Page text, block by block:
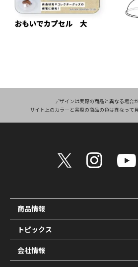
デザインは実際の商品と異なる場合
サイト上のカラーと実際の商品の色は異なって
商品情報
トピックス
会社情報